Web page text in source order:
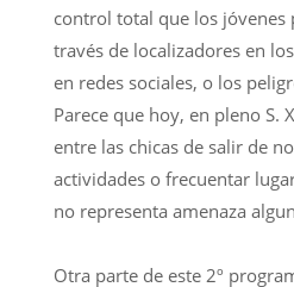
control total que los jóvenes
través de localizadores en
en redes sociales, o los
Parece que hoy, en pleno S.
entre las chicas de salir de
actividades o frecuentar
no representa amenaza
Otra parte de este 2º